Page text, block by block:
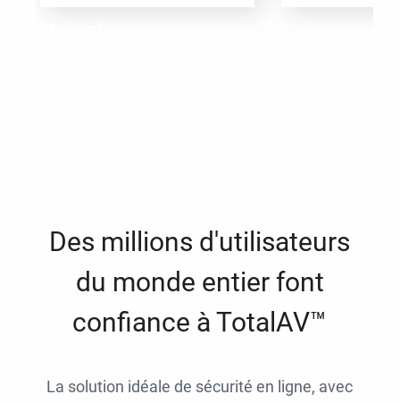
Des millions d'utilisateurs
du monde entier font
confiance à TotalAV™
La solution idéale de sécurité en ligne, avec